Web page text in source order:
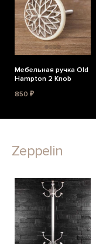
Мебельная ручка Old
Hampton 2 Knob
850 ₽
Zeppelin